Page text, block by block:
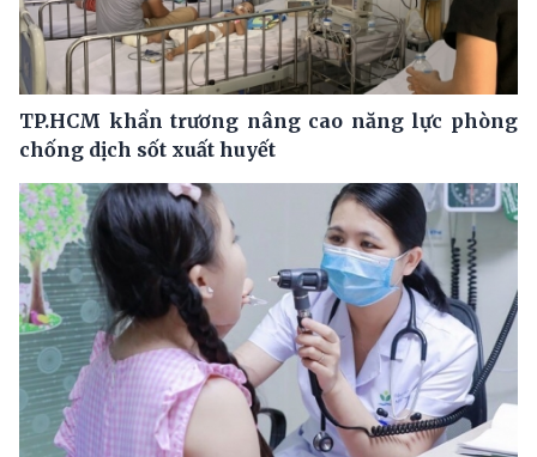
TP.HCM khẩn trương nâng cao năng lực phòng
chống dịch sốt xuất huyết